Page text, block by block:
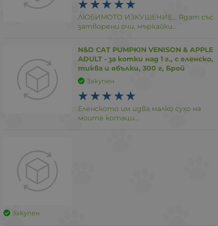
ЛЮБИМОТО ИЗКУШЕНИЕ... Ядат със
затворени очи, мъркайки...
N&D CAT PUMPKIN VENISON & APPLE
ADULT - за котки над 1 г., с еленско,
тиква и ябълки, 300 г, Брой
Закупен
Еленското им идва малко сухо на
моите котаци...
Закупен